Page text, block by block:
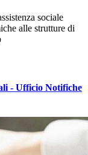
sociale
alle strutture di
- Ufficio Notifiche